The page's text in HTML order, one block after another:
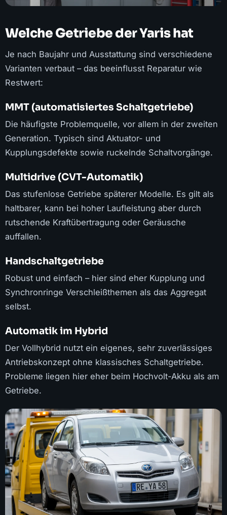
Welche Getriebe der Yaris hat
Je nach Baujahr und Ausstattung sind verschiedene
Varianten verbaut – das beeinflusst Reparatur wie
Restwert:
MMT (automatisiertes Schaltgetriebe)
Die häufigste Problemquelle, vor allem in der zweiten
Generation. Typisch sind Aktuator- und
Kupplungsdefekte sowie ruckelnde Schaltvorgänge.
Multidrive (CVT-Automatik)
Das stufenlose Getriebe späterer Modelle. Es gilt als
haltbarer, kann bei hoher Laufleistung aber durch
rutschende Kraftübertragung oder Geräusche
auffallen.
Handschaltgetriebe
Robust und einfach – hier sind eher Kupplung und
Synchronringe Verschleißthemen als das Aggregat
selbst.
Automatik im Hybrid
Der Vollhybrid nutzt ein eigenes, sehr zuverlässiges
Antriebskonzept ohne klassisches Schaltgetriebe.
Probleme liegen hier eher beim Hochvolt-Akku als am
Getriebe.